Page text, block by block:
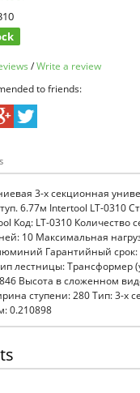
/Write a review
to friends:
3-х секционная
6.77м Intertool LT-0310
Код: LT-0310 Количество
10 Максимальная
Гарантийный срок:
лестницы: Трансформер
Высота в сложенном
ступени: 280 Тип: 3-х
0.210898